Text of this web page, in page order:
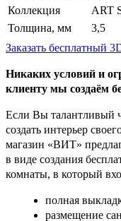
Коллекция
ART
Толщина, мм
3,5
Заказать бесплатный
Никаких условий и
клиенту мы создаём
Если Вы талантливый
создать интерьер
магазин «ВИТ»
в виде создания
комнаты, в который
полная
размещение